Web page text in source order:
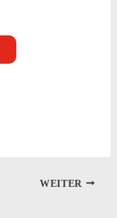
WEITER